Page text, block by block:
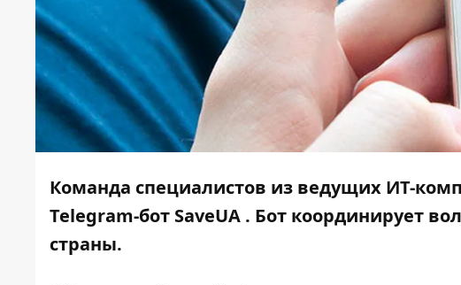
Команда специалистов из ведущих ИТ-
Telegram-бот SaveUA . Бот координирует
страны.